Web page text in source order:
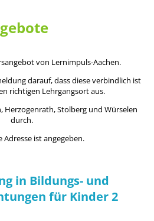
von Lernimpuls-Aachen.
darauf, dass diese verbindlich ist
richtigen Lehrgangsort aus.
Herzogenrath, Stolberg und Würselen
durch.
Adresse ist angegeben.
in Bildungs- und
für Kinder 2